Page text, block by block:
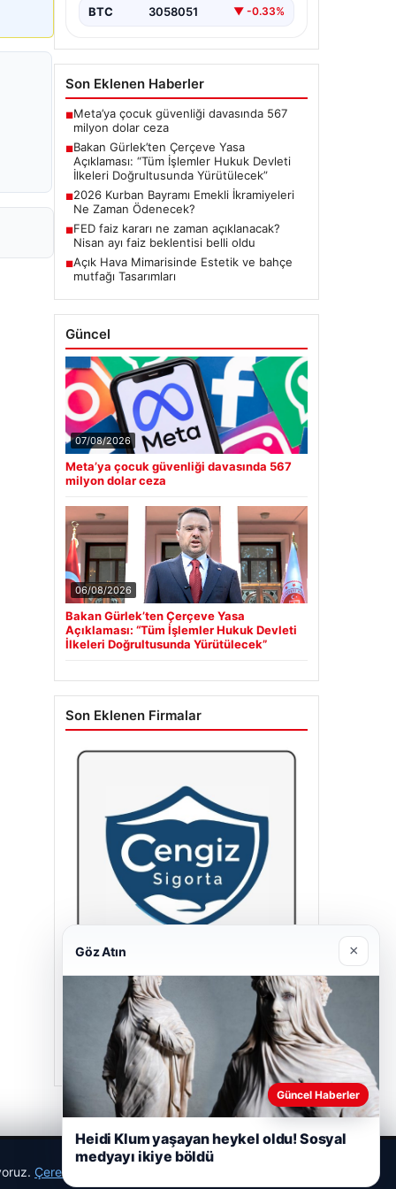
Meclis'te kabul…
BTC 3058051 ▼ -0.33%
Son Eklenen Haberler
■Meta’ya çocuk güvenliği davasında 567
milyon dolar ceza
■Bakan Gürlek’ten Çerçeve Yasa
Açıklaması: “Tüm İşlemler Hukuk Devleti
İlkeleri Doğrultusunda Yürütülecek”
■2026 Kurban Bayramı Emekli İkramiyeleri
Ne Zaman Ödenecek?
■FED faiz kararı ne zaman açıklanacak?
Nisan ayı faiz beklentisi belli oldu
■Açık Hava Mimarisinde Estetik ve bahçe
mutfağı Tasarımları
Güncel
07/08/2026
Meta’ya çocuk güvenliği davasında 567
milyon dolar ceza
06/08/2026
Bakan Gürlek’ten Çerçeve Yasa
Açıklaması: “Tüm İşlemler Hukuk Devleti
İlkeleri Doğrultusunda Yürütülecek”
Son Eklenen Firmalar
Cengiz Sigorta
23/06/2026
Çerez Politikamız
Göz Atın ×
Güncel Haberler
Heidi Klum yaşayan heykel oldu! Sosyal
medyayı ikiye böldü